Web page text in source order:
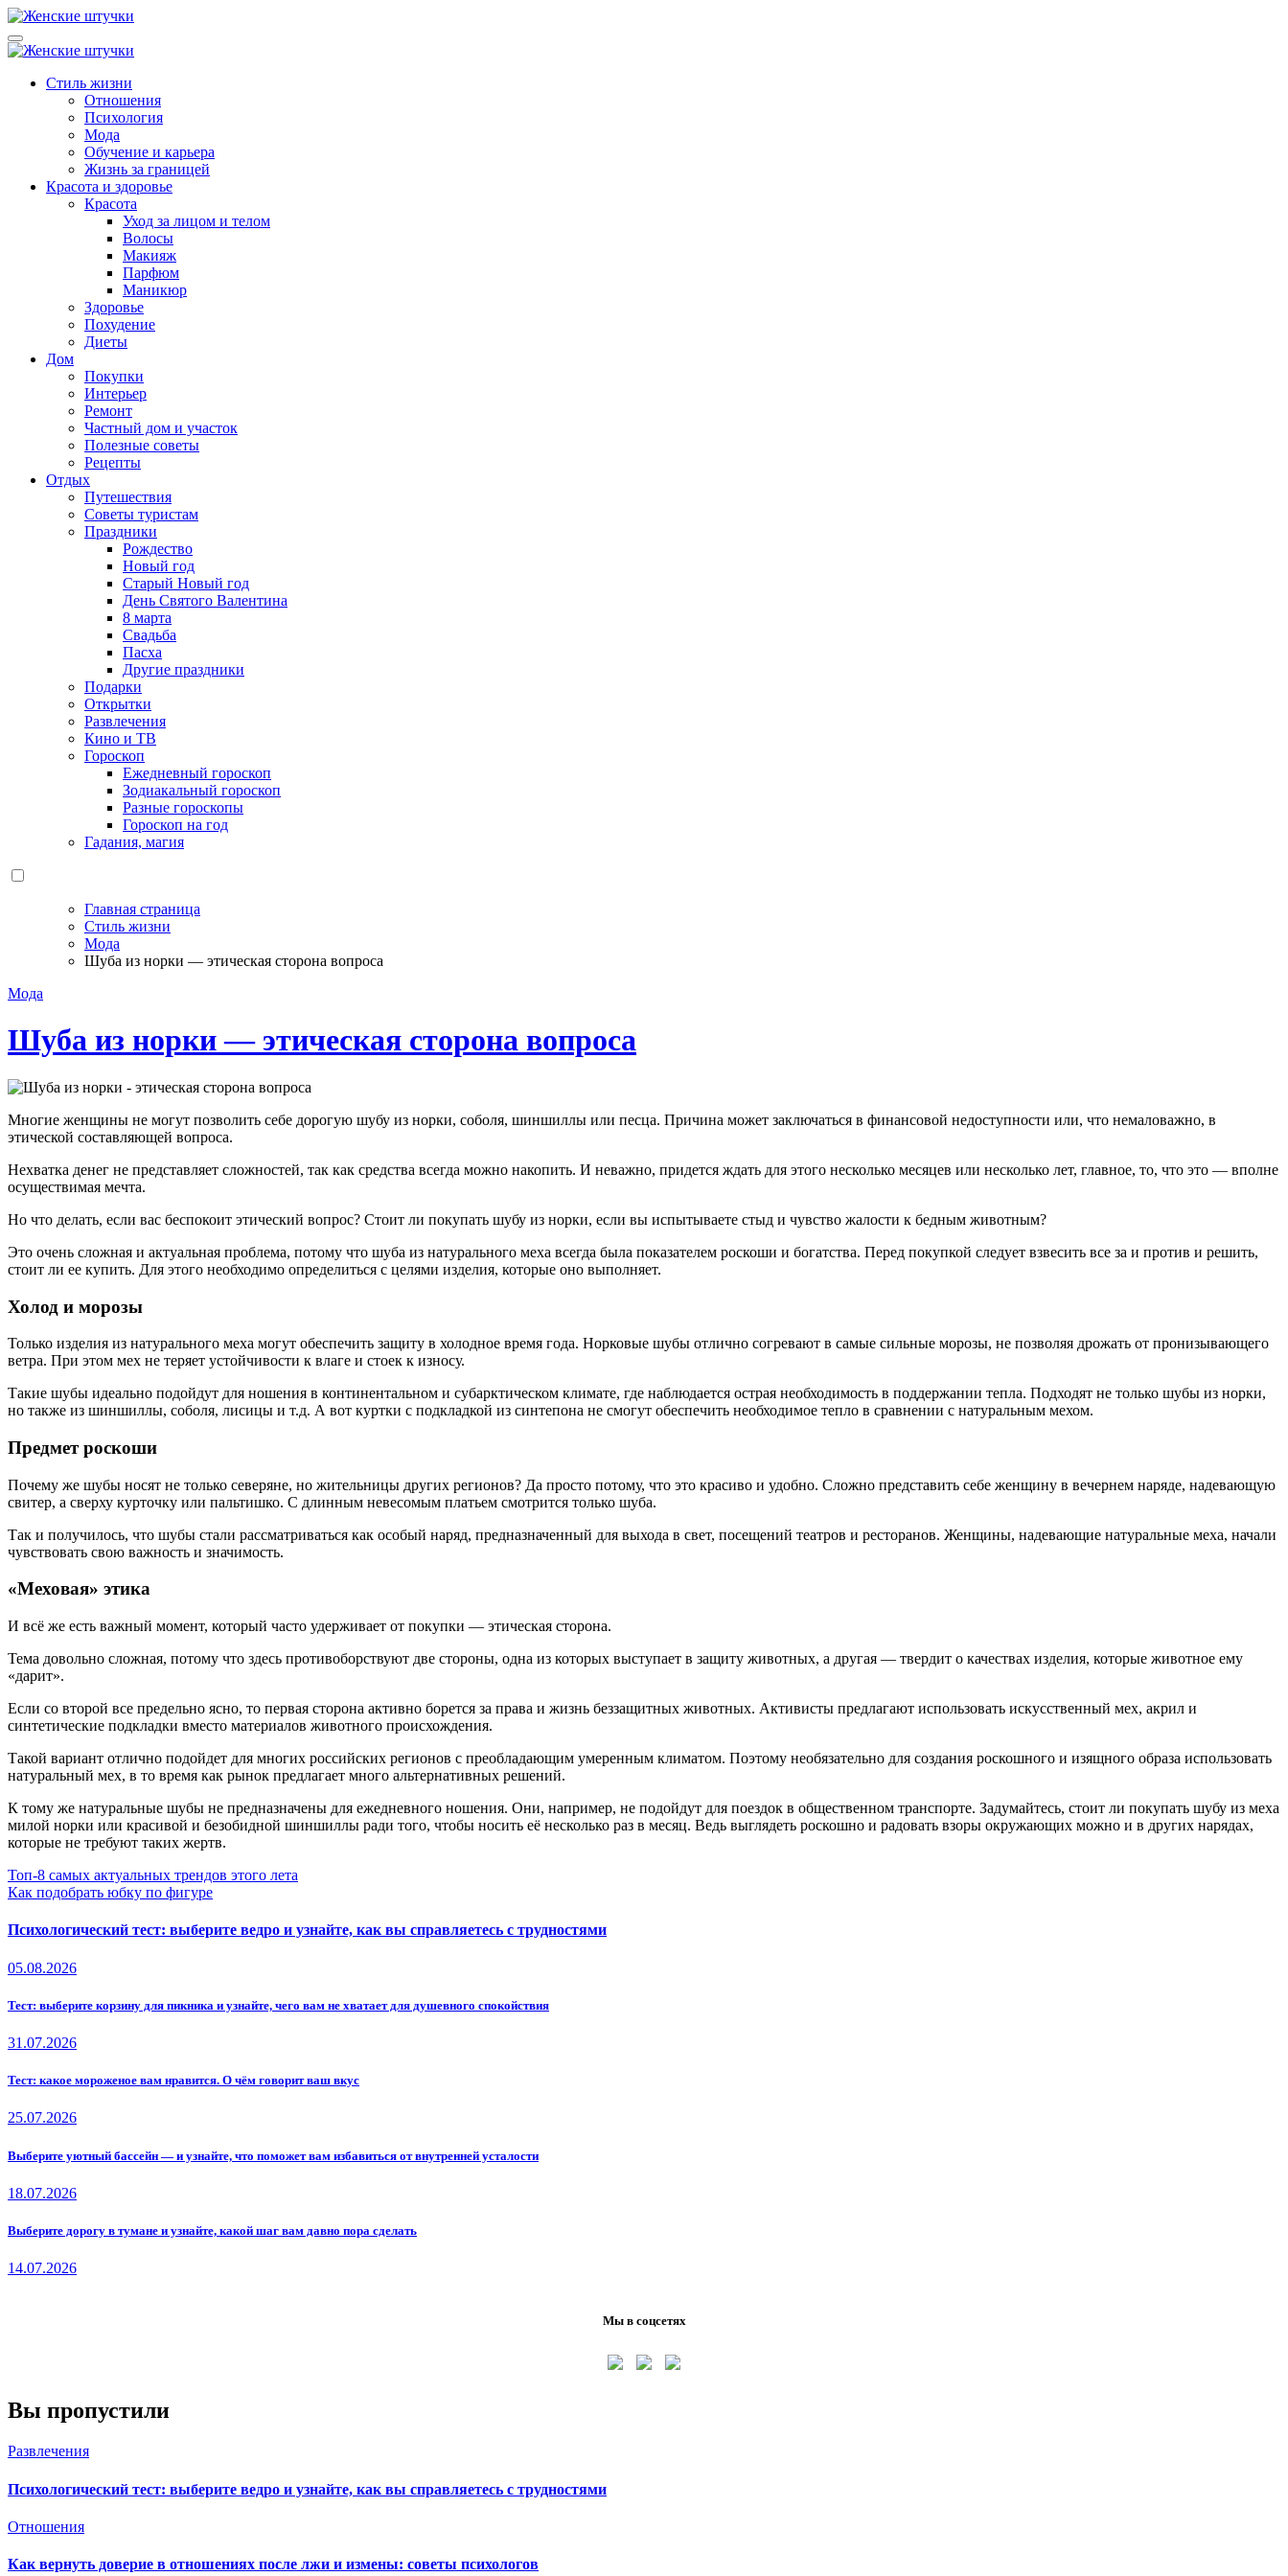
Перейти
к
содержанию
Lady from Russia
Женский журнал: Как быть счастливой и красивой - Ледифромраша
Женский журнал: Как быть счастливой и красивой - Ледифромраша
Стиль жизни
Отношения
Психология
Мода
Обучение и карьера
Жизнь за границей
Красота и здоровье
Красота
Уход за лицом и телом
Волосы
Макияж
Парфюм
Маникюр
Здоровье
Похудение
Диеты
Дом
Покупки
Интерьер
Ремонт
Частный дом и участок
Полезные советы
Рецепты
Отдых
Путешествия
Советы туристам
Праздники
Рождество
Новый год
Старый Новый год
День Святого Валентина
8 марта
Свадьба
Пасха
Другие праздники
Подарки
Открытки
Развлечения
Кино и ТВ
Гороскоп
Ежедневный гороскоп
Зодиакальный гороскоп
Разные гороскопы
Гороскоп на год
Гадания, магия
Главная страница
Стиль жизни
Мода
Шуба из норки — этическая сторона вопроса
Мода
Шуба из норки — этическая сторона вопроса
Многие женщины не могут позволить себе дорогую шубу из норки, соболя, шиншиллы или песца. Причина может заключаться в финансовой недоступности или, что немаловажно, в
этической составляющей вопроса.
Нехватка денег не представляет сложностей, так как средства всегда можно накопить. И неважно, придется ждать для этого несколько месяцев или несколько лет, главное, то, что это — вполне
осуществимая мечта.
Но что делать, если вас беспокоит этический вопрос? Стоит ли покупать шубу из норки, если вы испытываете стыд и чувство жалости к бедным животным?
Это очень сложная и актуальная проблема, потому что шуба из натурального меха всегда была показателем роскоши и богатства. Перед покупкой следует взвесить все за и против и решить,
стоит ли ее купить. Для этого необходимо определиться с целями изделия, которые оно выполняет.
Холод и морозы
Только изделия из натурального меха могут обеспечить защиту в холодное время года. Норковые шубы отлично согревают в самые сильные морозы, не позволяя дрожать от пронизывающего
ветра. При этом мех не теряет устойчивости к влаге и стоек к износу.
Такие шубы идеально подойдут для ношения в континентальном и субарктическом климате, где наблюдается острая необходимость в поддержании тепла. Подходят не только шубы из норки,
но также из шиншиллы, соболя, лисицы и т.д. А вот куртки с подкладкой из синтепона не смогут обеспечить необходимое тепло в сравнении с натуральным мехом.
Предмет роскоши
Почему же шубы носят не только северяне, но жительницы других регионов? Да просто потому, что это красиво и удобно. Сложно представить себе женщину в вечернем наряде, надевающую
свитер, а сверху курточку или пальтишко. С длинным невесомым платьем смотрится только шуба.
Так и получилось, что шубы стали рассматриваться как особый наряд, предназначенный для выхода в свет, посещений театров и ресторанов. Женщины, надевающие натуральные меха, начали
чувствовать свою важность и значимость.
«Меховая» этика
И всё же есть важный момент, который часто удерживает от покупки — этическая сторона.
Тема довольно сложная, потому что здесь противоборствуют две стороны, одна из которых выступает в защиту животных, а другая — твердит о качествах изделия, которые животное ему
«дарит».
Если со второй все предельно ясно, то первая сторона активно борется за права и жизнь беззащитных животных. Активисты предлагают использовать искусственный мех, акрил и
синтетические подкладки вместо материалов животного происхождения.
Такой вариант отлично подойдет для многих российских регионов с преобладающим умеренным климатом. Поэтому необязательно для создания роскошного и изящного образа использовать
натуральный мех, в то время как рынок предлагает много альтернативных решений.
К тому же натуральные шубы не предназначены для ежедневного ношения. Они, например, не подойдут для поездок в общественном транспорте. Задумайтесь, стоит ли покупать шубу из меха
милой норки или красивой и безобидной шиншиллы ради того, чтобы носить её несколько раз в месяц. Ведь выглядеть роскошно и радовать взоры окружающих можно и в других нарядах,
которые не требуют таких жертв.
Навигация
по
записям
Топ-8 самых актуальных трендов этого лета
Как подобрать юбку по фигуре
Психологический тест: выберите ведро и узнайте, как вы справляетесь с трудностями
05.08.2026
Тест: выберите корзину для пикника и узнайте, чего вам не хватает для душевного спокойствия
31.07.2026
Тест: какое мороженое вам нравится. О чём говорит ваш вкус
25.07.2026
Выберите уютный бассейн — и узнайте, что поможет вам избавиться от внутренней усталости
18.07.2026
Выберите дорогу в тумане и узнайте, какой шаг вам давно пора сделать
14.07.2026
Мы в соцсетях
Вы пропустили
Развлечения
Психологический тест: выберите ведро и узнайте, как вы справляетесь с трудностями
Отношения
Как вернуть доверие в отношениях после лжи и измены: советы психологов